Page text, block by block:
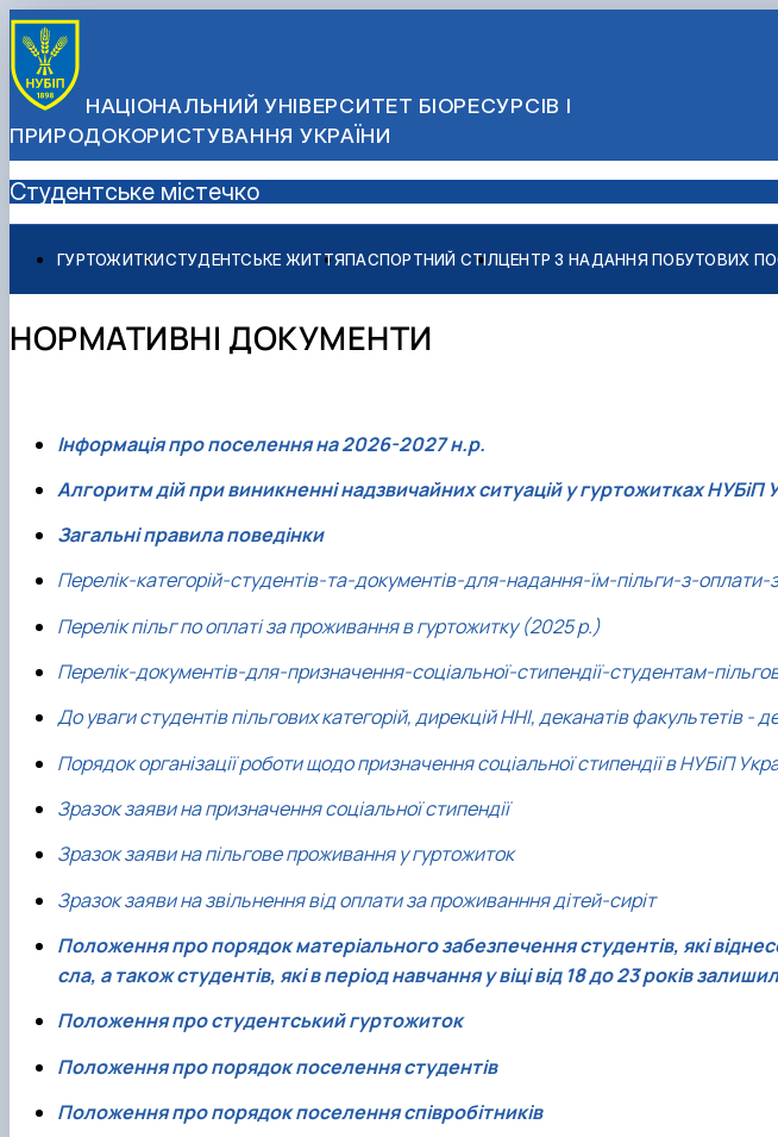
НАЦІОНАЛЬНИЙ УНІВЕРСИТЕТ БІОРЕСУРСІВ І
ПРИРОДОКОРИСТУВАННЯ УКРАЇНИ
Студентське містечко
ГУРТОЖИТКИСТУДЕНТСЬКЕ ЖИТТЯПАСПОРТНИЙ СТІЛЦЕНТР З НАДАННЯ ПОБУТОВИХ
Прокат холодильників
Аквабокс з очищення води
НОРМАТИВНІ ДОКУМЕНТИ
Інформація про поселення на 2026-2027 н.р.
Алгоритм дій при виникненні надзвичайних ситуацій у гуртожитках НУБіП
Загальні правила поведінки
Перелік-категорій-студентів-та-документів-для-надання-їм-пільги-з-
Перелік пільг по оплаті за проживання в гуртожитку (2025 р.)
Перелік-документів-для-призначення-соціальної-стипендії-студентам-
До уваги студентів пільгових категорій, дирекцій ННІ, деканатів факультетів -
Порядок організації роботи щодо призначення соціальної стипендії в НУБіП
Зразок заяви на призначення соціальної стипендії
Зразок заяви на пільгове проживання у гуртожиток
Зразок заяви на звільнення від оплати за проживанння дітей-сиріт
Положення про порядок матеріального забезпечення студентів, які
сла, а також студентів, які в період навчання у віці від 18 до 23 років
Положення про студентський гуртожиток
Положення про порядок поселення студентів
Положення про порядок поселення співробітників